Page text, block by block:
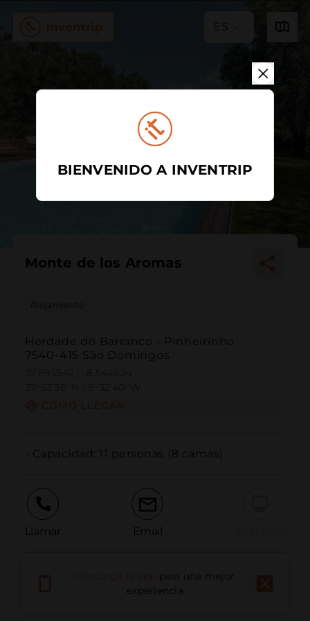
ES
Monte de los Aromas
Alojamiento
Herdade do Barranco - Pinheirinho
7540-415 São Domingos
- Capacidad: 11 personas (8 camas)
Llamar Email
Informar problemapara una mejor
experiencia
BIENVENIDO A INVENTRIP